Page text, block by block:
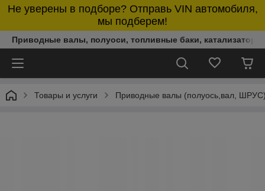
Не уверены в подборе? Отправь VIN автомобиля,
мы подберем!
Приводные валы, полуоси, топливные баки,
Товары и услуги Приводные валы (полуось,вал,